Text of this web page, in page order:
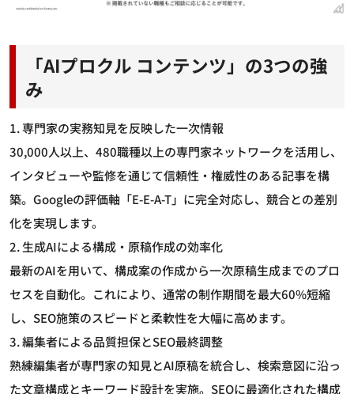
「AIプロクル コンテンツ」の3つの強
み
1. 専門家の実務知見を反映した一次情報
30,000人以上、480職種以上の専門家ネットワークを活用し、
インタビューや監修を通じて信頼性・権威性のある記事を構
築。Googleの評価軸「E-E-A-T」に完全対応し、競合との差別
化を実現します。
2. 生成AIによる構成・原稿作成の効率化
最新のAIを用いて、構成案の作成から一次原稿生成までのプロ
セスを自動化。これにより、通常の制作期間を最大60%短縮
し、SEO施策のスピードと柔軟性を大幅に高めます。
3. 編集者による品質担保とSEO最終調整
熟練編集者が専門家の知見とAI原稿を統合し、検索意図に沿っ
た文章構成とキーワード設計を実施。SEOに最適化された構成